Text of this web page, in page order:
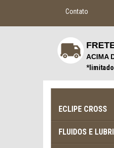
Contato
ACIMA
ECLIPE CROSS
FLUIDOS E